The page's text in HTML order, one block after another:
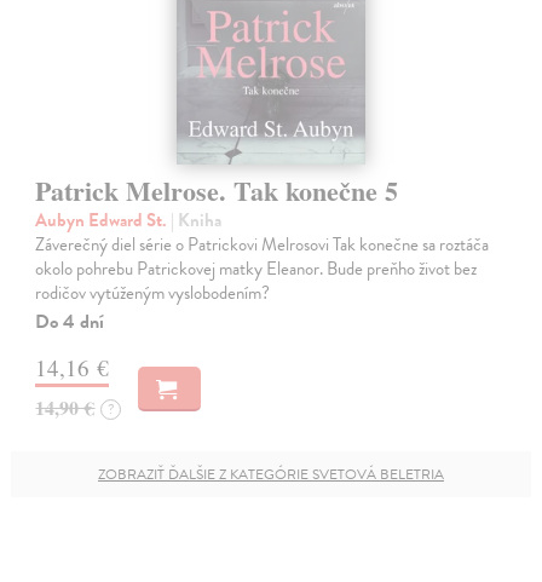
Patrick Melrose. Tak konečne 5
Aubyn Edward St. | Kniha
Záverečný diel série o Patrickovi Melrosovi Tak konečne sa roztáča
okolo pohrebu Patrickovej matky Eleanor. Bude preňho život bez
rodičov vytúženým vyslobodením?
Do 4 dní
14,16 €
14,90 € ?
ZOBRAZIŤ ĎALŠIE Z KATEGÓRIE SVETOVÁ BELETRIA